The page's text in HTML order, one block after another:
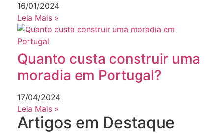
16/01/2024
Leia Mais »
Quanto custa construir uma
moradia em Portugal?
17/04/2024
Leia Mais »
Artigos em Destaque